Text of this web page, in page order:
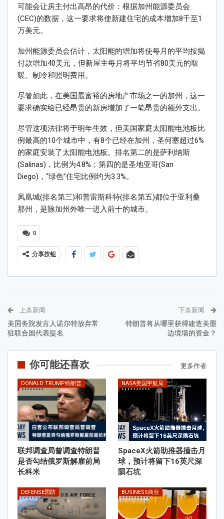
可能会让房主付出高昂的代价：根据加州能源委员会
(CEC)的数据，这一要求将使新建住宅的成本增加8千至1
万美元。
加州能源委员会估计，太阳能的增加将使每月的平均按揭
付款增加40美元，但新屋主每月将平均节省80美元的取
暖、制冷和照明费用。
尽管如此，在美国最富裕的房地产市场之一的加州，这一
要求确实给已经昂贵的新房增加了一笔昂贵的额外支出。
尽管这项法律将于明年生效，但美国家庭太阳能电池板比
例最高的10个城市中，有8个已经在加州，圣何塞超过6%
的家庭安装了太阳能电池板。排名第二的是萨利纳斯
(Salinas)，比例为4.8%；第四的是圣地亚哥(San
Diego)，“绿色”住宅比例约为3.3%。
凤凰城(排名第三)和普雷斯科特(排名第五)都位于亚利桑
那州，是除加州外唯一进入前十的城市。
0
分享按钮
上条新闻
美国务院发言人诺尔特放弃常
驻联合国代表提名
下条新闻
特朗普将从哪里获得建造美墨
边境墙的资金？
你可能还喜欢 更多作者
DONALD TRUMP特朗普
联邦调查局曾调查特朗普
是否勾结俄罗斯解雇前局
长科米
NASA美国宇航局
SpaceX火箭助推器撞击月
球，预计将留下16英尺深
陨石坑
DEFENSE国防 BUSINESS商业